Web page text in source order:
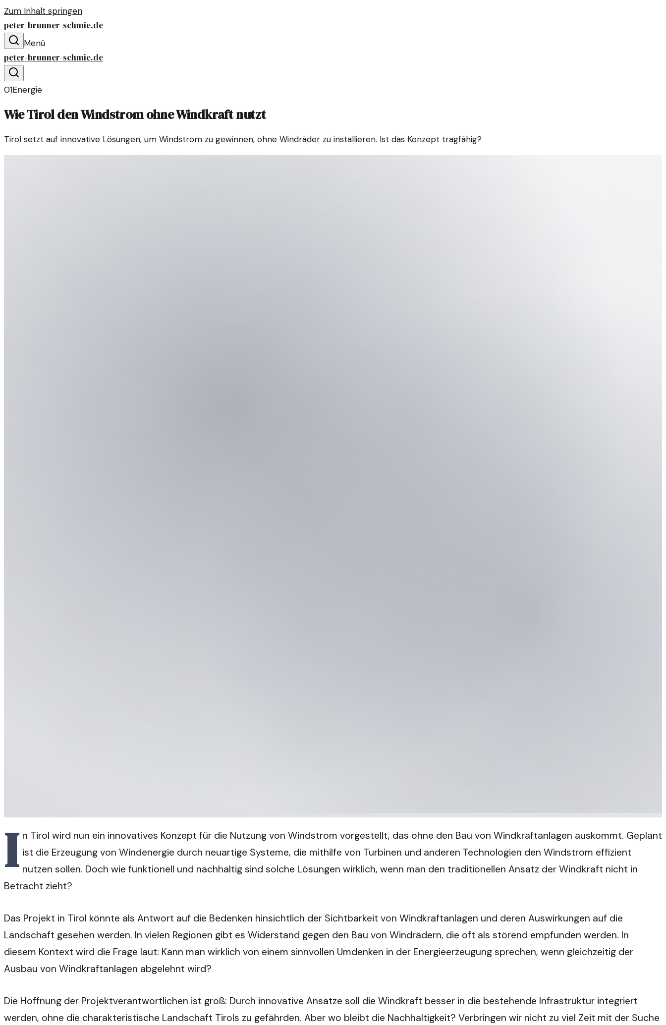
Zum Inhalt springen
peter-brunner-schmie.de
Menü
peter-brunner-schmie.de
01Energie
Wie Tirol den Windstrom ohne Windkraft nutzt
Tirol setzt auf innovative Lösungen, um Windstrom zu gewinnen, ohne Windräder zu installieren. Ist das Konzept tragfähig?
I n Tirol wird nun ein innovatives Konzept für die Nutzung von Windstrom vorgestellt, das ohne den Bau von Windkraftanlagen auskommt. Geplant
ist die Erzeugung von Windenergie durch neuartige Systeme, die mithilfe von Turbinen und anderen Technologien den Windstrom effizient
nutzen sollen. Doch wie funktionell und nachhaltig sind solche Lösungen wirklich, wenn man den traditionellen Ansatz der Windkraft nicht in
Betracht zieht?
Das Projekt in Tirol könnte als Antwort auf die Bedenken hinsichtlich der Sichtbarkeit von Windkraftanlagen und deren Auswirkungen auf die
Landschaft gesehen werden. In vielen Regionen gibt es Widerstand gegen den Bau von Windrädern, die oft als störend empfunden werden. In
diesem Kontext wird die Frage laut: Kann man wirklich von einem sinnvollen Umdenken in der Energieerzeugung sprechen, wenn gleichzeitig der
Ausbau von Windkraftanlagen abgelehnt wird?
Die Hoffnung der Projektverantwortlichen ist groß: Durch innovative Ansätze soll die Windkraft besser in die bestehende Infrastruktur integriert
werden, ohne die charakteristische Landschaft Tirols zu gefährden. Aber wo bleibt die Nachhaltigkeit? Verbringen wir nicht zu viel Zeit mit der Suche